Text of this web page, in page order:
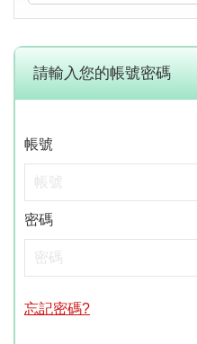
請輸入您的帳號密碼
帳號
密碼
忘記密碼?